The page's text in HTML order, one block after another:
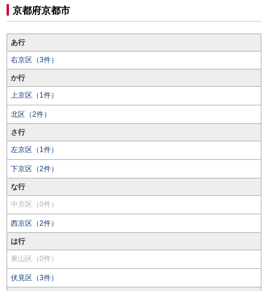
京都府京都市
あ行
右京区（3件）
か行
上京区（1件）
北区（2件）
さ行
左京区（1件）
下京区（2件）
な行
中京区（0件）
西京区（2件）
は行
東山区（0件）
伏見区（3件）